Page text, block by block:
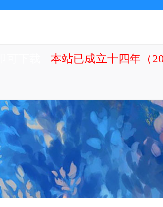
本站已成立十四年（